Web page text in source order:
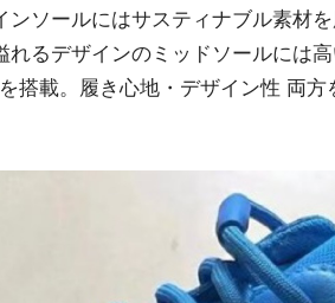
ンソールにはサスティナブル素材
れるデザインのミッドソールには
を搭載。履き心地・デザイン性 両